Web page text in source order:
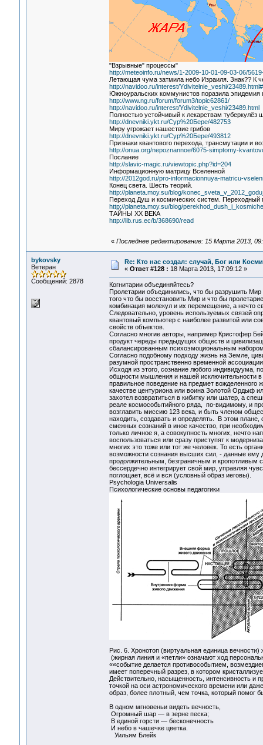
"Взрывные" процессы"
http://meteoinfo.ru/news/1-2009-10-01-09-03-06/
Летающая чума затмила небо Израиля. Знак?? К
http://navidoo.ru/interest/Ydivitelnie_veshi/
Южноуральских коммунистов поразила эпидемия
http://www.ng.ru/forum/forum3/topic62861/
http://navidoo.ru/interest/Ydivitelnie_veshi/23489.html
Полностью устойчивый к лекарствам туберкулёз
http://dnevniki.ykt.ru/Сур%20Бере/482753
Миру угрожает нашествие грибов
http://dnevniki.ykt.ru/Сур%20Бере/493812
Признаки квантового перехода, трансмутации и
http://onua.org/nepoznannoe/6075-simptomy-
Послание
http://slavic-magic.ru/viewtopic.php?id=204
Информационную матрицу Вселенной
http://2012god.ru/pro-informacionnuya-matricu-
Конец света. Шесть теорий.
http://planeta.moy.su/blog/
Переход Душ и космических систем. Переходный
http://planeta.moy.su/blog/
ТАЙНЫ ХХ ВЕКА
http://lib.rus.ec/b/368690/read
« Последнее редактирование: 15 Марта 2013,
bykovsky
Ветеран
Сообщений: 2878
Re: Кто нас создал: случай, Бог или
« Ответ #128 : 18 Марта 2013, 17:09:12 »
Когнитарии объединяйтесь?
Пролетарии объединились, что бы разрушить Мир
того что бы восстановить Мир и что бы
комбинация молекул и их перемещение, а нечто
Следовательно, уровень используемых связей
квантовый компьютер с наиболее развитой или
свойств объектов.
Согласно многие авторы, например Кристофер
продукт череды предыдущих обществ и
сбалансированным психоэмоциональным
Согласно подобному подходу жизнь на Земле,
разумной пространственно временной
Исходя из этого, сознание любого индивидуума,
общности мышления и нашей исключительности в
правильное поведение на предмет вожделенного
качестве центуриона или воина Золотой Ордыф
захотел возвратиться в кибитку или шатер, а
реале космособытийного ряда, по-видимому, и
возглавить миссию 123 века, и быть членом
находить, создавать и определять. В этом
смежных сознаний в иное качество, при
только личное я, а совокупность многих, нечто
воспользоваться или сразу приступят к
многих это тоже или тот же человек. То есть
возможности сознания высших сил, - данные ему
продолжительным, безграничным и кропотливым
бессердечно интегрирует свой мир, управляя
поглощает, всё и вся (условный образ иеговы).
Рsychologia Universalis
Психологические основы педагогики
Рис. 6. Хронотоп (виртуальная единица вечности)
(жирная линия и «петли» означают ход
««событие делается противособытием,
имеет поперечный разрез, в котором
Действительно, насыщенность, интенсивность и
точкой на оси астрономического времени или
образ, более плотный, чем точка, который помог
В одном мгновеньи видеть вечность,
Огромный шар — в зерне песка;
В единой горсти — бесконечность
И небо в чашечке цветка.
Уильям Блейк